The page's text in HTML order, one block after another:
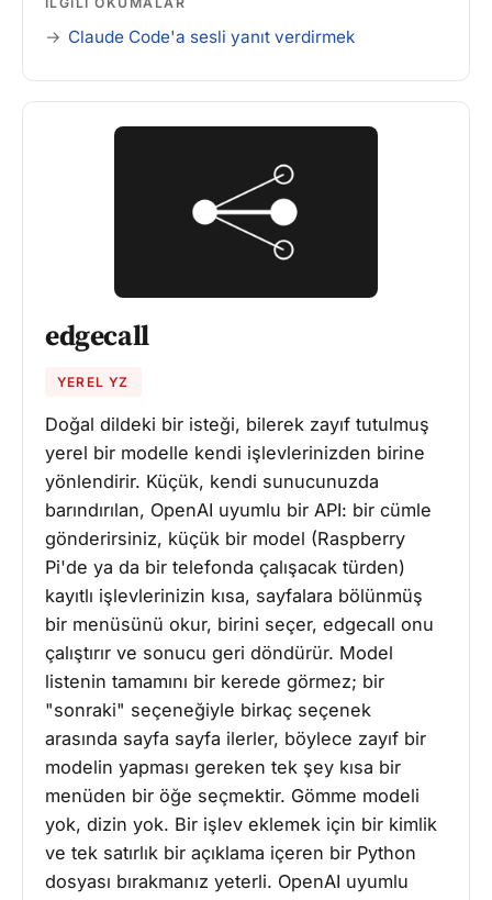
Claude Code'a sesli yanıt verdirmek
edgecall
YEREL YZ
Doğal dildeki bir isteği, bilerek zayıf tutulmuş
yerel bir modelle kendi işlevlerinizden birine
yönlendirir. Küçük, kendi sunucunuzda
barındırılan, OpenAI uyumlu bir API: bir cümle
gönderirsiniz, küçük bir model (Raspberry
Pi'de ya da bir telefonda çalışacak türden)
kayıtlı işlevlerinizin kısa, sayfalara bölünmüş
bir menüsünü okur, birini seçer, edgecall onu
çalıştırır ve sonucu geri döndürür. Model
listenin tamamını bir kerede görmez; bir
"sonraki" seçeneğiyle birkaç seçenek
arasında sayfa sayfa ilerler, böylece zayıf bir
modelin yapması gereken tek şey kısa bir
menüden bir öğe seçmektir. Gömme modeli
yok, dizin yok. Bir işlev eklemek için bir kimlik
ve tek satırlık bir açıklama içeren bir Python
dosyası bırakmanız yeterli. OpenAI uyumlu